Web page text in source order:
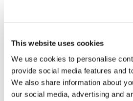
This website uses cookies
We use cookies to personalise
provide social media features and
We also share information about
our social media, advertising and
in der Secure Cloud stehen
und gesicherten Daten von
Internet mit dem PC, Mac,
zur Verfügung. Der Zugriff
Das dezentrale Arbeiten ist